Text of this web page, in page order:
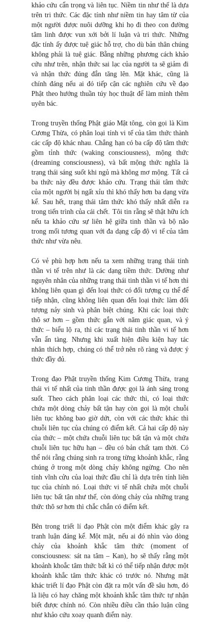
khảo cứu cẩn trọng và liên tục. Niềm tin như thế là dựa
trên tri thức. Các đặc tính như niềm tin hay tâm từ của
một người được nuôi dưỡng khi họ đi theo con đường
tâm linh được vun xới bởi lí luận và tri thức. Những
đặc tính ấy được tuệ giác hỗ trợ, cho dù bản thân chúng
không phải là tuệ giác. Bằng những phương cách khảo
cứu như trên, nhận thức sai lạc của người ta sẽ giảm đi
và nhận thức đúng đắn tăng lên. Mặt khác, cũng là
chính đáng nếu ai đó tiếp cận các nghiên cứu về đạo
Phật theo hướng thuần túy học thuật để làm mình thêm
uyên bác.
Trong truyền thống Phật giáo Mật tông, còn gọi là Kim
Cương Thừa, có phân loại tính vi tế của tâm thức thành
các cấp độ khác nhau. Chẳng hạn có ba cấp độ tâm thức
gồm tỉnh thức (waking consciousness), mộng thức
(dreaming consciousness), và bất mộng thức nghĩa là
trạng thái sáng suốt khi ngủ mà không mơ mộng. Tất cả
ba thức này đều được khảo cứu. Trạng thái tâm thức
của một người bị ngất xỉu thì khó thấy hơn ba dạng vừa
kể. Sau hết, trạng thái tâm thức khó thấy nhất diễn ra
trong tiến trình của cái chết. Tôi tin rằng sẽ thật hữu ích
nếu ta khảo cứu sự liên hệ giữa tinh thần và bộ não
trong mối tương quan với đa dạng cấp độ vi tế của tâm
thức như vừa nêu.
Có vẻ phù hợp hơn nếu ta xem những trạng thái tinh
thần vi tế trên như là các dạng tiềm thức. Dường như
nguyên nhân của những trạng thái tinh thần vi tế hơn thì
không liên quan gì đến loại thức có đối tượng cụ thể để
tiếp nhận, cũng không liên quan đến loại thức làm đối
tượng nảy sinh và phân biệt chúng. Khi các loại thức
thô sơ hơn – gồm thức gắn với năm giác quan, và ý
thức – biểu lộ ra, thì các trạng thái tinh thần vi tế hơn
vẫn ẩn tàng. Nhưng khi xuất hiện điều kiện hay tác
nhân thích hợp, chúng có thể trở nên rõ ràng và được ý
thức đầy đủ.
Trong đạo Phật truyền thống Kim Cương Thừa, trạng
thái vi tế nhất của tinh thần được gọi là ánh sáng trong
suốt. Theo cách phân loại các thức thì, có loại thức
chứa một dòng chảy bất tận hay còn gọi là một chuỗi
liên tục không bao giờ dứt, còn với các thức khác thì
chuỗi liên tục của chúng có điểm kết. Cả hai cấp độ này
của thức – một chứa chuỗi liên tục bất tận và một chứa
chuỗi liên tục hữu hạn – đều có bản chất tạm thời. Có
thể nói rằng chúng sinh ra trong từng khoảnh khắc, rằng
chúng ở trong một dòng chảy không ngừng. Cho nên
tính vĩnh cửu của loại thức đầu chỉ là dựa trên tính liên
tục của chính nó. Loại thức vi tế nhất chứa một chuỗi
liên tục bất tận như thế, còn dòng chảy của những trạng
thức thô sơ hơn thì chắc chắn có điểm kết.
Bên trong triết lí đạo Phật còn một điểm khác gây ra
tranh luận đáng kể. Một mặt, nếu ai đó nhìn vào dòng
chảy của khoảnh khắc tâm thức (moment of
consciousness: sát na tâm – Kan), họ sẽ thấy rằng một
khoảnh khoắc tâm thức bất kì có thể tiếp nhận được một
khoảnh khắc tâm thức khác có trước nó. Nhưng mặt
khác triết lí đạo Phật còn đặt ra một vấn đề sâu hơn, đó
là liệu có hay chăng một khoảnh khắc tâm thức tự nhận
biết được chính nó. Còn nhiều điều cần thảo luận cũng
như khảo cứu xoay quanh điểm này.